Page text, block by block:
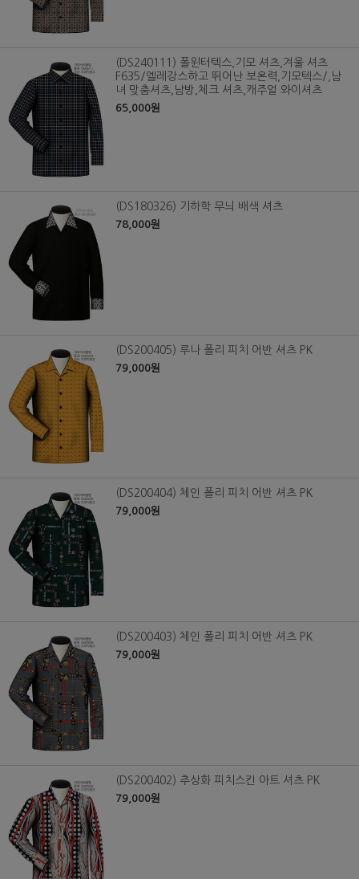
(DS240111) 폴윈터텍스,기모 셔츠,겨울 셔츠
F635/엘레강스하고 뛰어난 보온력,기모텍스/,남
녀 맞춤셔츠,남방,체크 셔츠,캐주얼 와이셔츠
65,000원
(DS180326) 기하학 무늬 배색 셔츠
78,000원
(DS200405) 루나 폴리 피치 어반 셔츠 PK
79,000원
(DS200404) 체인 폴리 피치 어반 셔츠 PK
79,000원
(DS200403) 체인 폴리 피치 어반 셔츠 PK
79,000원
(DS200402) 추상화 피치스킨 아트 셔츠 PK
79,000원